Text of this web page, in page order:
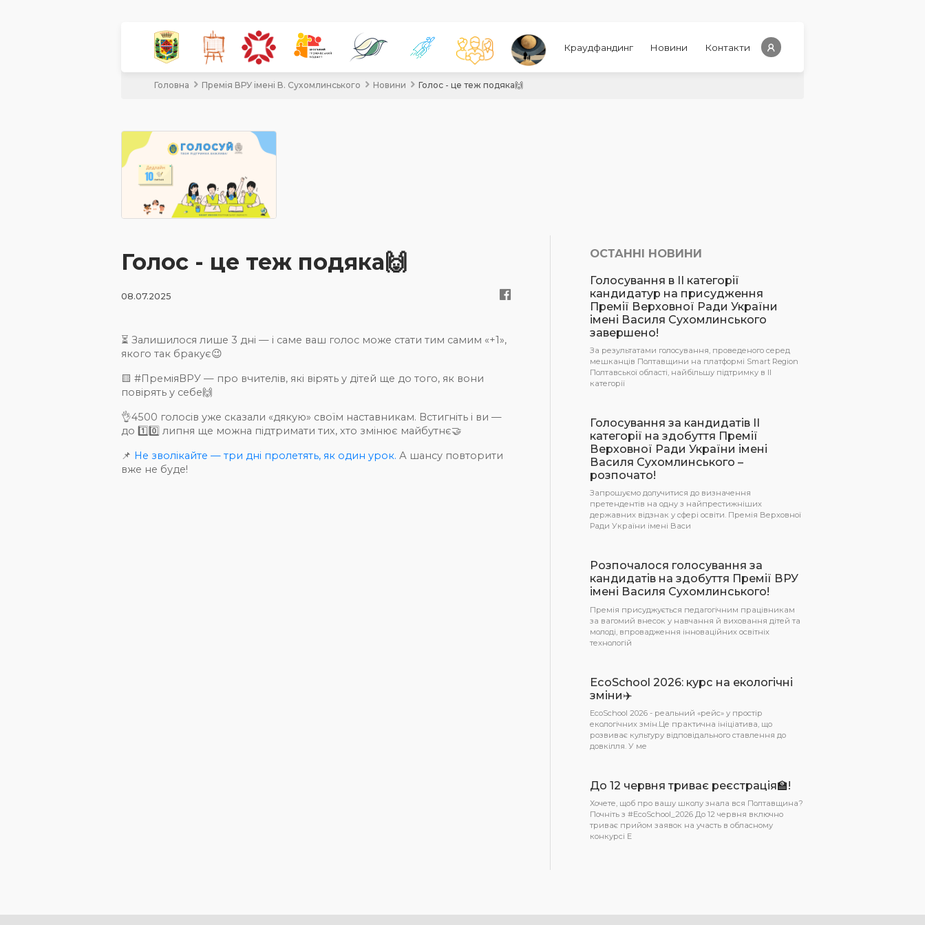
Краудфандинг Новини Контакти
Головна Премія ВРУ імені В. Сухомлинського Новини Голос - це теж подяка🙌
Голос - це теж подяка🙌
08.07.2025
⏳ Залишилося лише 3 дні — і саме ваш голос може стати тим самим «+1»,
якого так бракує😉
🟨 #ПреміяВРУ — про вчителів, які вірять у дітей ще до того, як вони
повірять у себе🙌
👌4500 голосів уже сказали «дякую» своїм наставникам. Встигніть і ви —
до 1️⃣0️⃣ липня ще можна підтримати тих, хто змінює майбутнє🤝
📌 Не зволікайте — три дні пролетять, як один урок. А шансу повторити
вже не буде!
ОСТАННІ НОВИНИ
Голосування в ІІ категорії
кандидатур на присудження
Премії Верховної Ради України
імені Василя Сухомлинського
завершено!
За результатами голосування, проведеного серед
мешканців Полтавщини на платформі Smart Region
Полтавської області, найбільшу підтримку в ІІ
категорії
Голосування за кандидатів ІІ
категорії на здобуття Премії
Верховної Ради України імені
Василя Сухомлинського –
розпочато!
Запрошуємо долучитися до визначення
претендентів на одну з найпрестижніших
державних відзнак у сфері освіти. Премія Верховної
Ради України імені Васи
Розпочалося голосування за
кандидатів на здобуття Премії ВРУ
імені Василя Сухомлинського!
Премія присуджується педагогічним працівникам
за вагомий внесок у навчання й виховання дітей та
молоді, впровадження інноваційних освітніх
технологій
EcoSchool 2026: курс на екологічні
зміни✈️
EcoSchool 2026 - реальний «рейс» у простір
екологічних змін.Це практична ініціатива, що
розвиває культуру відповідального ставлення до
довкілля. У ме
До 12 червня триває реєстрація🏫!
Хочете, щоб про вашу школу знала вся Полтавщина?
Почніть з #EcoSchool_2026 До 12 червня включно
триває прийом заявок на участь в обласному
конкурсі E